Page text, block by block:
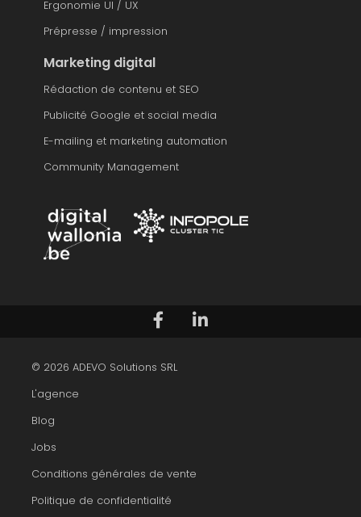
Ergonomie UI / UX
Prépresse / impression
Marketing digital
Rédaction de contenu et SEO
Publicité Google et social media
E-mailing et marketing automation
Community Management
Suivez-nous sur Facebook
Voir notre profil LinkedIn
© 2026 ADEVO Solutions SRL
L'agence
Blog
Jobs
Conditions générales de vente
Politique de confidentialité